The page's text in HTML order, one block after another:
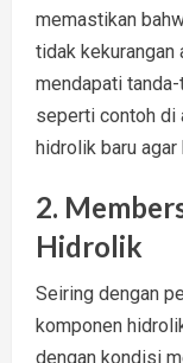
memastikan
tidak kekurangan
mendapati
seperti contoh di
hidrolik baru
2.
Hidrolik
Seiring dengan
komponen
dengan kondisi